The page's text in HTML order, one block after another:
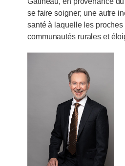
se faire soigner; une autre
santé à laquelle les
communautés rurales et